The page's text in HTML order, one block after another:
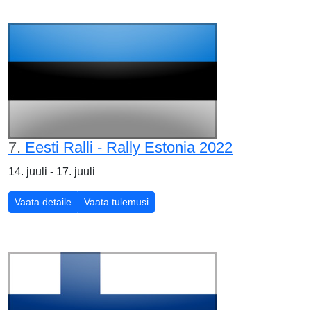
7. Eesti Ralli - Rally Estonia 2022
14. juuli - 17. juuli
Vaata detaile Vaata tulemusi